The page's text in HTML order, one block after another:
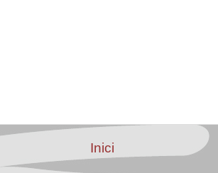
Inici